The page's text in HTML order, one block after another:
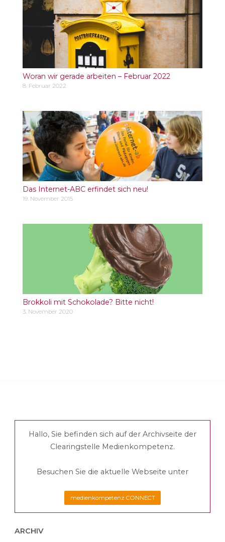
Woran wir gerade arbeiten – Februar 2022
8. Februar 2022
Das Internet-ABC erfindet sich neu!
19. November 2015
Brokkoli mit Schokolade? Bitte nicht!
3. November 2020
Hallo, Sie befinden sich auf der Archivseite der
Clearingstelle Medienkompetenz.
Besuchen Sie die aktuelle Webseite unter
medienkompetenz CONNECT
ARCHIV